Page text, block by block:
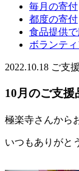
毎月の寄付
都度の寄付
食品提供
ボランテ
2022.10.18 ご支
10月のご支
極楽寺さんから
いつもありがと